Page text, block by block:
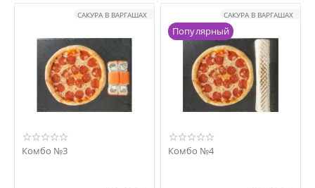
САКУРА В ВАРГАШАХ
Комбо №3
САКУРА В ВАРГАШАХ
Популярный
Комбо №4